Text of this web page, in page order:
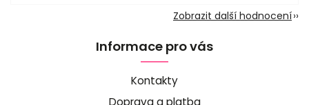
Zobrazit další hodnocení
Informace pro vás
Kontakty
Doprava a platba